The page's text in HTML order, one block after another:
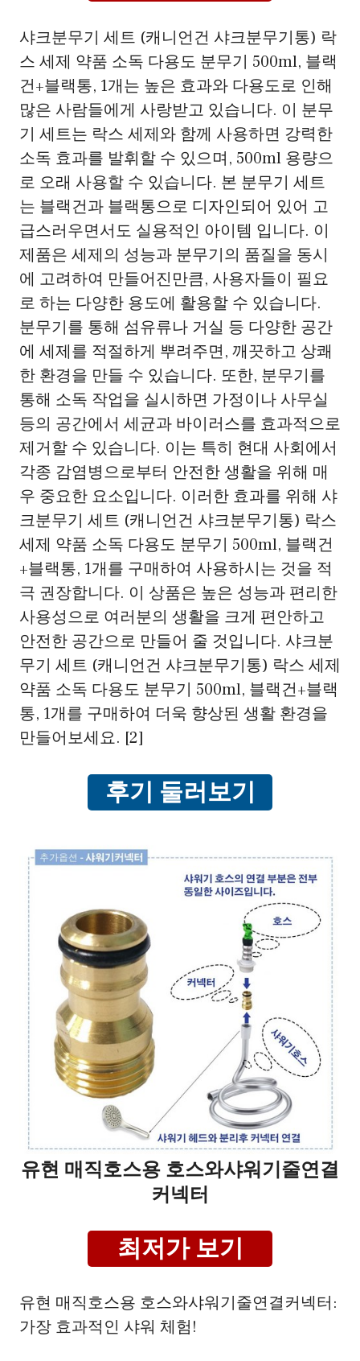
샤크분무기 세트 (캐니언건 샤크분무기통) 락
스 세제 약품 소독 다용도 분무기 500ml, 블랙
건+블랙통, 1개는 높은 효과와 다용도로 인해
많은 사람들에게 사랑받고 있습니다. 이 분무
기 세트는 락스 세제와 함께 사용하면 강력한
소독 효과를 발휘할 수 있으며, 500ml 용량으
로 오래 사용할 수 있습니다. 본 분무기 세트
는 블랙건과 블랙통으로 디자인되어 있어 고
급스러우면서도 실용적인 아이템 입니다. 이
제품은 세제의 성능과 분무기의 품질을 동시
에 고려하여 만들어진만큼, 사용자들이 필요
로 하는 다양한 용도에 활용할 수 있습니다.
분무기를 통해 섬유류나 거실 등 다양한 공간
에 세제를 적절하게 뿌려주면, 깨끗하고 상쾌
한 환경을 만들 수 있습니다. 또한, 분무기를
통해 소독 작업을 실시하면 가정이나 사무실
등의 공간에서 세균과 바이러스를 효과적으로
제거할 수 있습니다. 이는 특히 현대 사회에서
각종 감염병으로부터 안전한 생활을 위해 매
우 중요한 요소입니다. 이러한 효과를 위해 샤
크분무기 세트 (캐니언건 샤크분무기통) 락스
세제 약품 소독 다용도 분무기 500ml, 블랙건
+블랙통, 1개를 구매하여 사용하시는 것을 적
극 권장합니다. 이 상품은 높은 성능과 편리한
사용성으로 여러분의 생활을 크게 편안하고
안전한 공간으로 만들어 줄 것입니다. 샤크분
무기 세트 (캐니언건 샤크분무기통) 락스 세제
약품 소독 다용도 분무기 500ml, 블랙건+블랙
통, 1개를 구매하여 더욱 향상된 생활 환경을
만들어보세요. [2]
후기 둘러보기
유현 매직호스용 호스와샤워기줄연결
커넥터
최저가 보기
유현 매직호스용 호스와샤워기줄연결커넥터:
가장 효과적인 샤워 체험!